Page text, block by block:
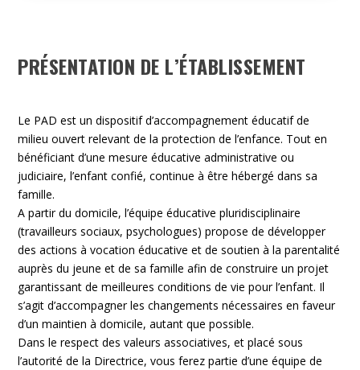
PRÉSENTATION DE L’ÉTABLISSEMENT
Le PAD est un dispositif d’accompagnement éducatif de
milieu ouvert relevant de la protection de l’enfance. Tout en
bénéficiant d’une mesure éducative administrative ou
judiciaire, l’enfant confié, continue à être hébergé dans sa
famille.
A partir du domicile, l’équipe éducative pluridisciplinaire
(travailleurs sociaux, psychologues) propose de développer
des actions à vocation éducative et de soutien à la parentalité
auprès du jeune et de sa famille afin de construire un projet
garantissant de meilleures conditions de vie pour l’enfant. Il
s’agit d’accompagner les changements nécessaires en faveur
d’un maintien à domicile, autant que possible.
Dans le respect des valeurs associatives, et placé sous
l’autorité de la Directrice, vous ferez partie d’une équipe de